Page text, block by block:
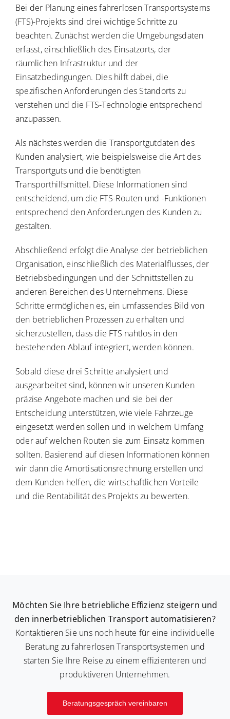
Bei der Planung eines fahrerlosen Transportsystems
(FTS)-Projekts sind drei wichtige Schritte zu
beachten. Zunächst werden die Umgebungsdaten
erfasst, einschließlich des Einsatzorts, der
räumlichen Infrastruktur und der
Einsatzbedingungen. Dies hilft dabei, die
spezifischen Anforderungen des Standorts zu
verstehen und die FTS-Technologie entsprechend
anzupassen.
Als nächstes werden die Transportgutdaten des
Kunden analysiert, wie beispielsweise die Art des
Transportguts und die benötigten
Transporthilfsmittel. Diese Informationen sind
entscheidend, um die FTS-Routen und -Funktionen
entsprechend den Anforderungen des Kunden zu
gestalten.
Abschließend erfolgt die Analyse der betrieblichen
Organisation, einschließlich des Materialflusses, der
Betriebsbedingungen und der Schnittstellen zu
anderen Bereichen des Unternehmens. Diese
Schritte ermöglichen es, ein umfassendes Bild von
den betrieblichen Prozessen zu erhalten und
sicherzustellen, dass die FTS nahtlos in den
bestehenden Ablauf integriert, werden können.
Sobald diese drei Schritte analysiert und
ausgearbeitet sind, können wir unseren Kunden
präzise Angebote machen und sie bei der
Entscheidung unterstützen, wie viele Fahrzeuge
eingesetzt werden sollen und in welchem Umfang
oder auf welchen Routen sie zum Einsatz kommen
sollten. Basierend auf diesen Informationen können
wir dann die Amortisationsrechnung erstellen und
dem Kunden helfen, die wirtschaftlichen Vorteile
und die Rentabilität des Projekts zu bewerten.
Möchten Sie Ihre betriebliche Effizienz steigern und
den innerbetrieblichen Transport automatisieren?
Kontaktieren Sie uns noch heute für eine individuelle
Beratung zu fahrerlosen Transportsystemen und
starten Sie Ihre Reise zu einem effizienteren und
produktiveren Unternehmen.
Beratungsgespräch vereinbaren